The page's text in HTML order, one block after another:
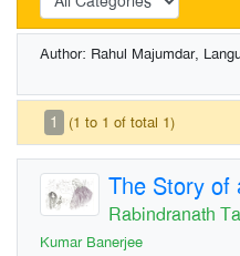
Author: Rahul Majumdar,
1 (1 to 1 of total 1)
The Story of
Rabindranath
Kumar Banerjee